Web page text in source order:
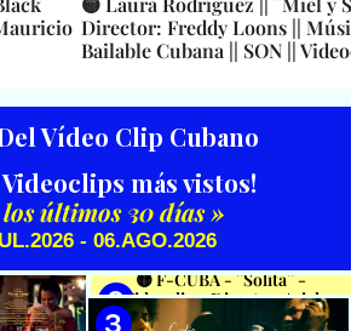
Director: Freddy Loons ||
Bailable Cubana || SON ||
Vídeo Clip Cubano
Videoclips más vistos!
últimos 30 días »
- 06.AGO.2026
🟡 F-CUBA - ¨Solita¨ -
Videoclip - Director: Asiel
Babastro